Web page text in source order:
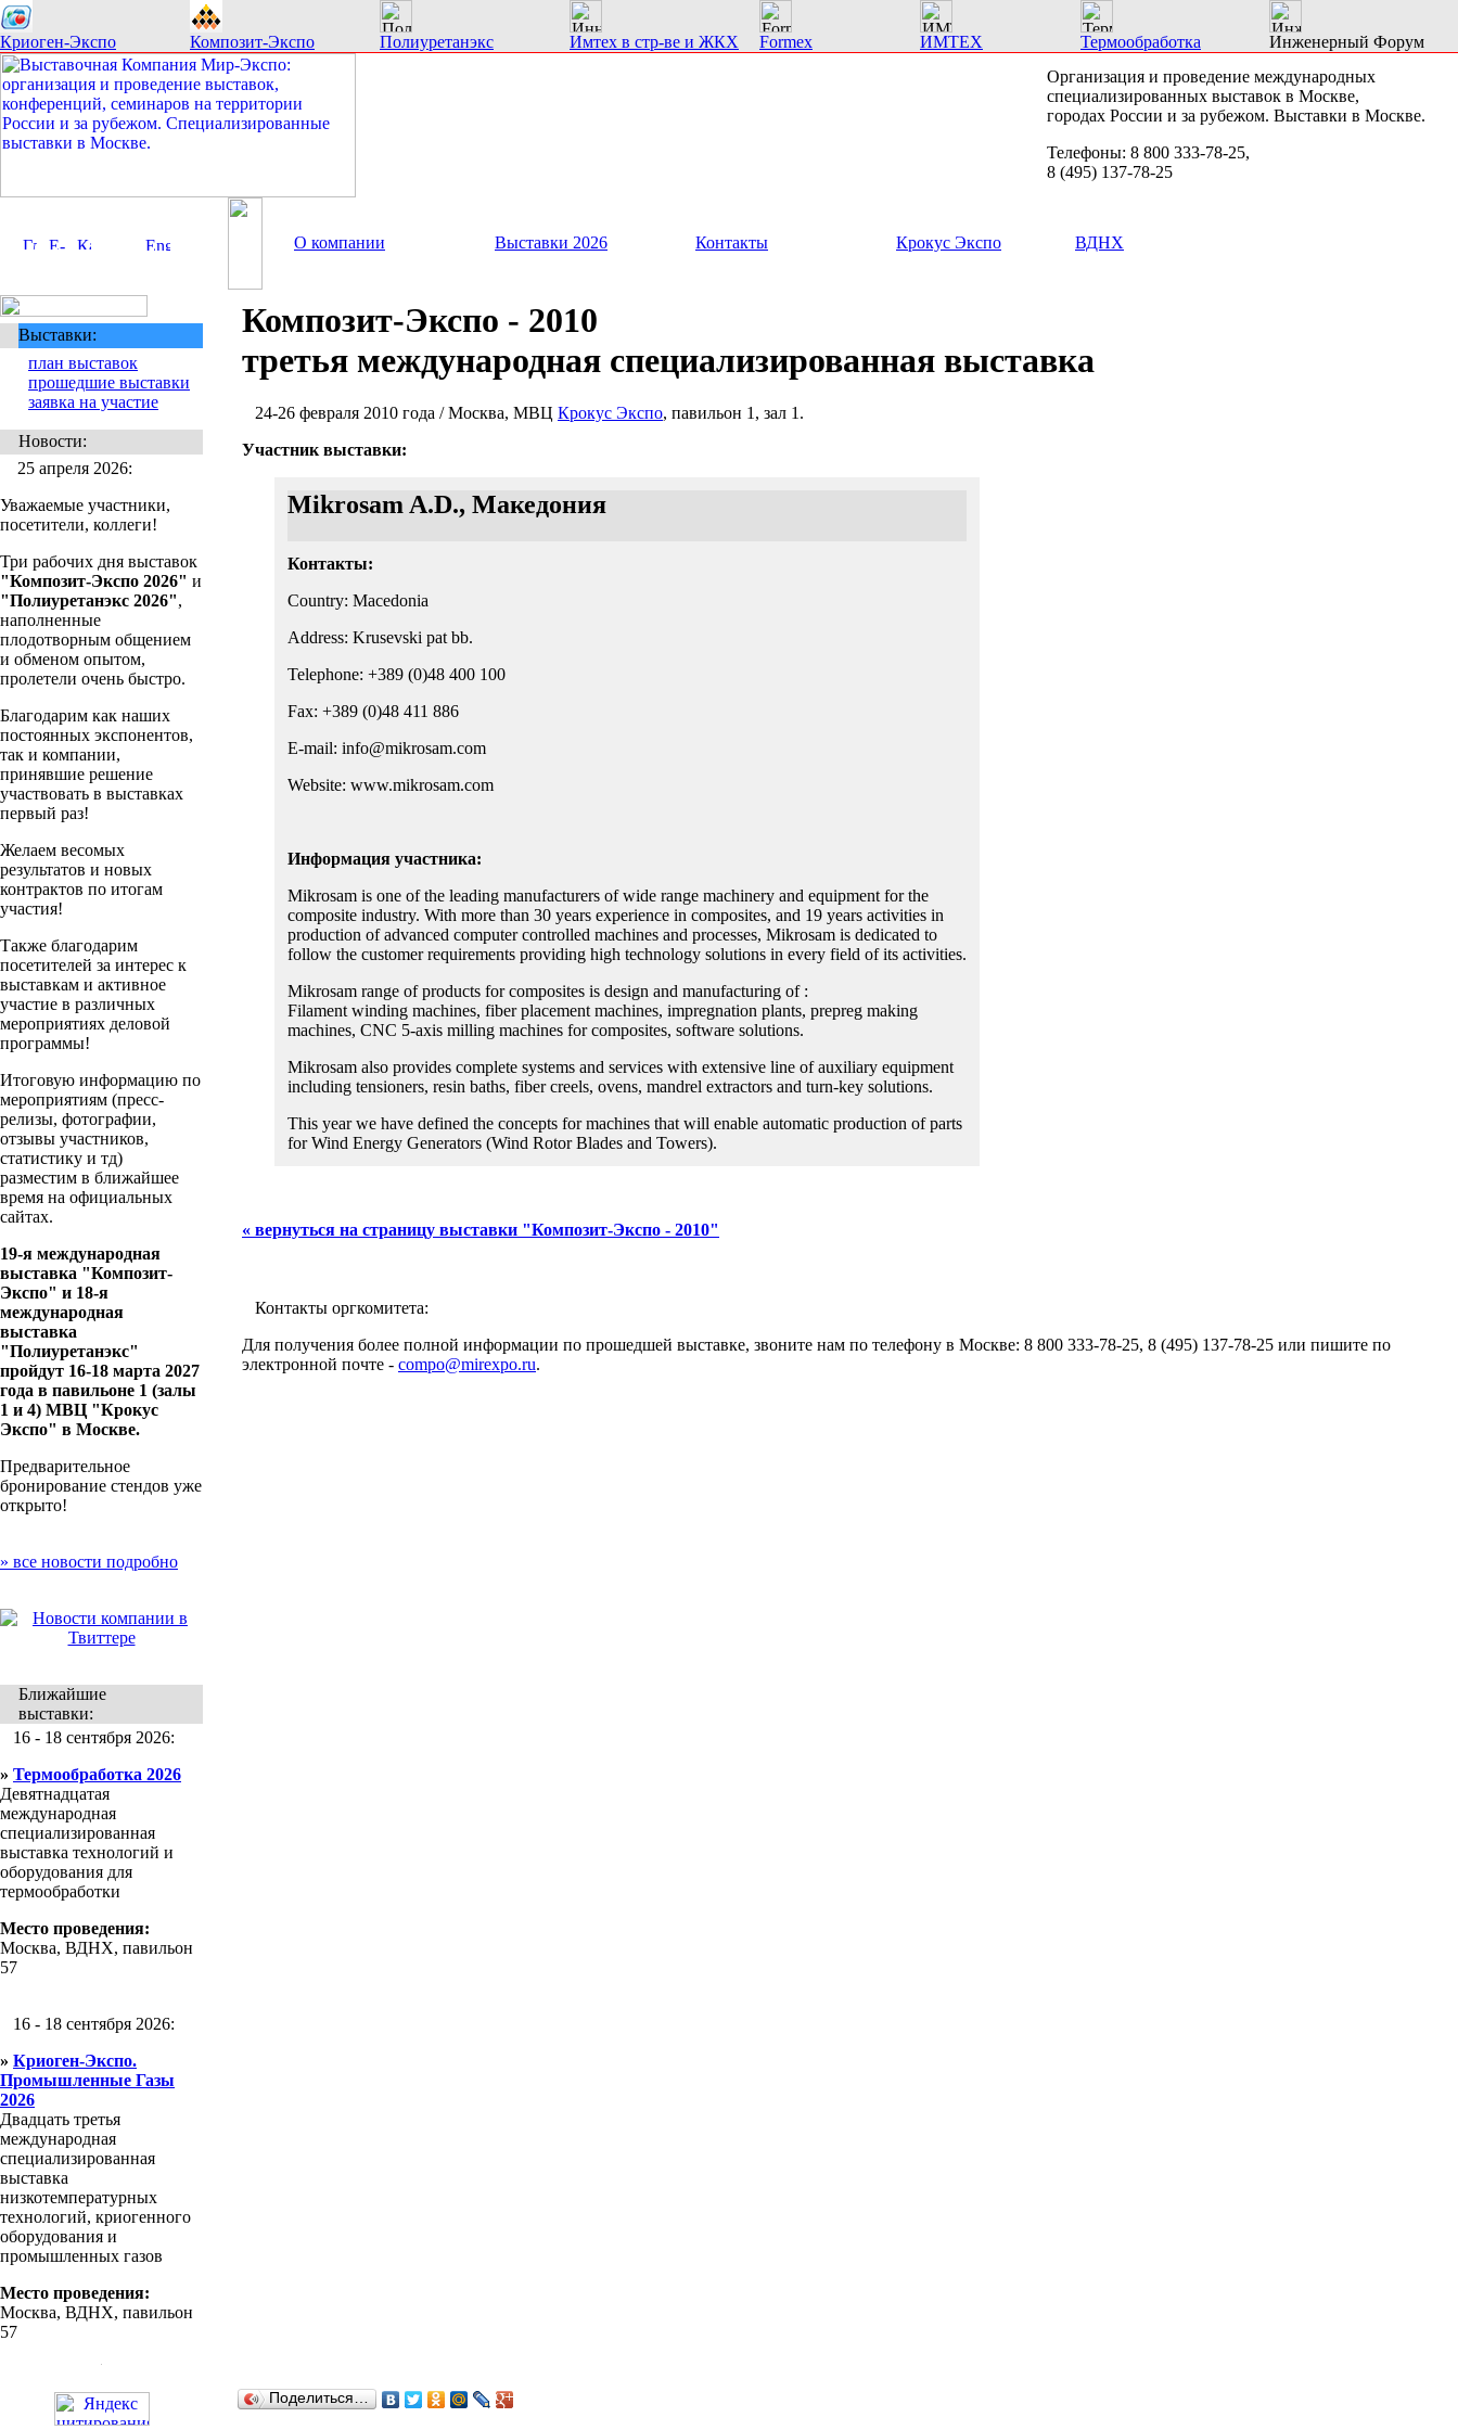
Криоген-Экспо Композит-Экспо Полиуретанэкс Имтех в стр-ве и ЖКХ Formex ИМТЕХ Термообработка
Инженерный Форум
Организация и проведение международных
специализированных выставок в Москве,
городах России и за рубежом. Выставки в Москве.
Телефоны: 8 800 333-78-25,
8 (495) 137-78-25
О компании Выставки 2026 Контакты Крокус Экспо ВДНХ
Выставки:
план выставок
прошедшие выставки
заявка на участие
Новости:
25 апреля 2026:
Уважаемые участники,
посетители, коллеги!
Три рабочих дня выставок
"Композит-Экспо 2026" и
"Полиуретанэкс 2026",
наполненные
плодотворным общением
и обменом опытом,
пролетели очень быстро.
Благодарим как наших
постоянных экспонентов,
так и компании,
принявшие решение
участвовать в выставках
первый раз!
Желаем весомых
результатов и новых
контрактов по итогам
участия!
Также благодарим
посетителей за интерес к
выставкам и активное
участие в различных
мероприятиях деловой
программы!
Итоговую информацию по
мероприятиям (пресс-
релизы, фотографии,
отзывы участников,
статистику и тд)
разместим в ближайшее
время на официальных
сайтах.
19-я международная
выставка "Композит-
Экспо" и 18-я
международная
выставка
"Полиуретанэкс"
пройдут 16-18 марта 2027
года в павильоне 1 (залы
1 и 4) МВЦ "Крокус
Экспо" в Москве.
Предварительное
бронирование стендов уже
открыто!
» все новости подробно
Ближайшие
выставки:
16 - 18 сентября 2026:
» Термообработка 2026
Девятнадцатая
международная
специализированная
выставка технологий и
оборудования для
термообработки
Место проведения:
Москва, ВДНХ, павильон
57
16 - 18 сентября 2026:
» Криоген-Экспо.
Промышленные Газы
2026
Двадцать третья
международная
специализированная
выставка
низкотемпературных
технологий, криогенного
оборудования и
промышленных газов
Место проведения:
Москва, ВДНХ, павильон
57
Композит-Экспо - 2010
третья международная специализированная выставка
24-26 февраля 2010 года / Москва, МВЦ Крокус Экспо, павильон 1, зал 1.
Участник выставки:
Mikrosam A.D., Македония
Контакты:
Country: Macedonia
Address: Krusevski pat bb.
Telephone: +389 (0)48 400 100
Fax: +389 (0)48 411 886
E-mail: info@mikrosam.com
Website: www.mikrosam.com
Информация участника:
Mikrosam is one of the leading manufacturers of wide range machinery and equipment for the
composite industry. With more than 30 years experience in composites, and 19 years activities in
production of advanced computer controlled machines and processes, Mikrosam is dedicated to
follow the customer requirements providing high technology solutions in every field of its activities.
Mikrosam range of products for composites is design and manufacturing of :
Filament winding machines, fiber placement machines, impregnation plants, prepreg making
machines, CNC 5-axis milling machines for composites, software solutions.
Mikrosam also provides complete systems and services with extensive line of auxiliary equipment
including tensioners, resin baths, fiber creels, ovens, mandrel extractors and turn-key solutions.
This year we have defined the concepts for machines that will enable automatic production of parts
for Wind Energy Generators (Wind Rotor Blades and Towers).
« вернуться на страницу выставки "Композит-Экспо - 2010"
Контакты оргкомитета:
Для получения более полной информации по прошедшей выставке, звоните нам по телефону в Москве: 8 800 333-78-25, 8 (495) 137-78-25 или пишите по
электронной почте - compo@mirexpo.ru.
Поделиться…